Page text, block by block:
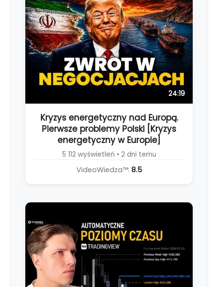
24:19
Kryzys energetyczny nad Europą.
Pierwsze problemy Polski [Kryzys
energetyczny w Europie]
5 112 wyświetleń • 2 dni temu
VideoWiedza™: 8.5